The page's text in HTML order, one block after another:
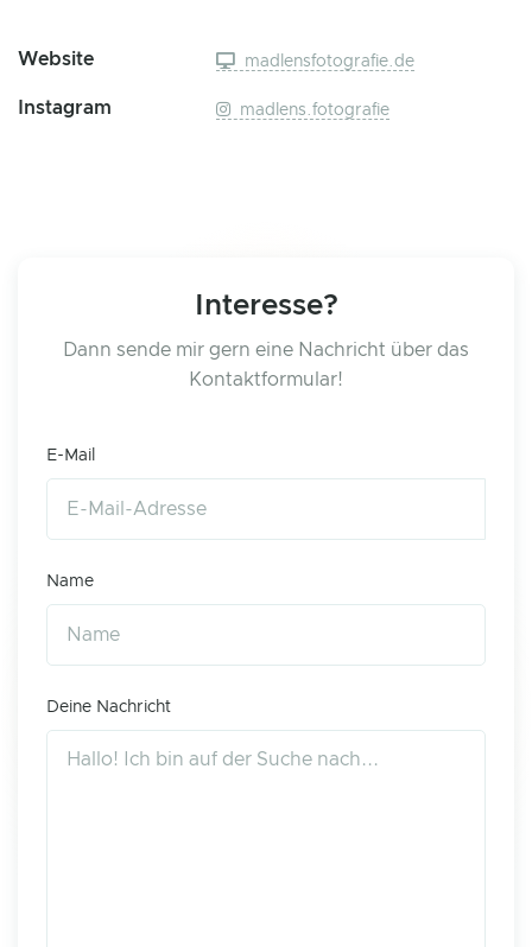
Website madlensfotografie.de
Instagram madlens.fotografie
Interesse?
Dann sende mir gern eine Nachricht über das
Kontaktformular!
E-Mail
Name
Deine Nachricht